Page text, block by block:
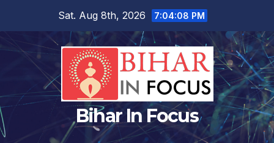
content
Sat. Aug 8th, 2026 7:04:08 PM
Bihar In Focus